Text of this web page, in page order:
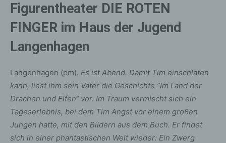
Figurentheater DIE ROTEN
FINGER im Haus der Jugend
Langenhagen
Langenhagen (pm). Es ist Abend. Damit Tim einschlafen
kann, liest ihm sein Vater die Geschichte ”Im Land der
Drachen und Elfen“ vor. Im Traum vermischt sich ein
Tageserlebnis, bei dem Tim Angst vor einem großen
Jungen hatte, mit den Bildern aus dem Buch. Er findet
sich in einer phantastischen Welt wieder: Ein Zwerg